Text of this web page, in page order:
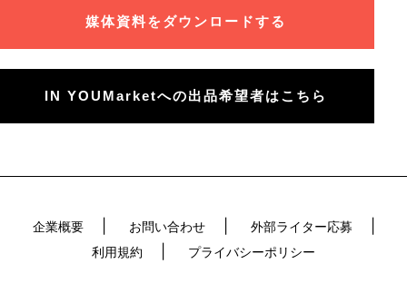
媒体資料をダウンロードする
IN YOUMarketへの出品希望者はこちら
企業概要 お問い合わせ
外部ライター応募
利用規約
プライバシーポリシー